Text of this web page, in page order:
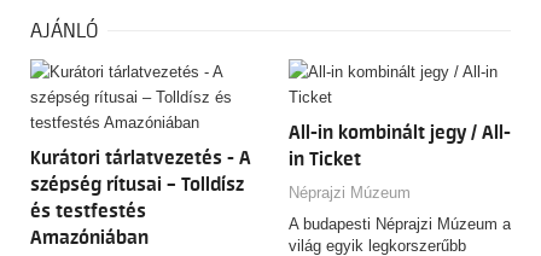
AJÁNLÓ
Kurátori tárlatvezetés - A
szépség rítusai – Tolldísz
és testfestés
Amazóniában
All-in kombinált jegy / All-
in Ticket
Néprajzi Múzeum
A budapesti Néprajzi Múzeum a
világ egyik legkorszerűbb